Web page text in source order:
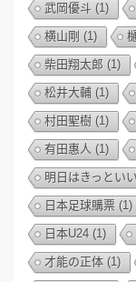
武岡優斗 (1)
横山剛 (1)
柴田翔太郎 (1)
松井大輔 (1)
村田聖樹 (1)
有田惠人 (1)
明日はきっとい
日本足球購票 (1)
日本U24 (1)
才能の正体 (1)